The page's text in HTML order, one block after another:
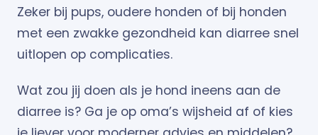
Zeker bij pups, oudere honden of bij honden
met een zwakke gezondheid kan diarree snel
uitlopen op complicaties.
Wat zou jij doen als je hond ineens aan de
diarree is? Ga je op oma’s wijsheid af of kies